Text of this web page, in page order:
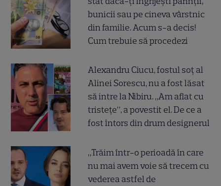
bunicii sau pe cineva vârstnic
din familie. Acum s-a decis!
Cum trebuie să procedezi
Alexandru Ciucu, fostul soț al
Alinei Sorescu, nu a fost lăsat
să intre la Nibiru. „Am aflat cu
tristețe”, a povestit el. De ce a
fost întors din drum designerul
„Trăim într-o perioadă în care
nu mai avem voie să trecem cu
vederea astfel de